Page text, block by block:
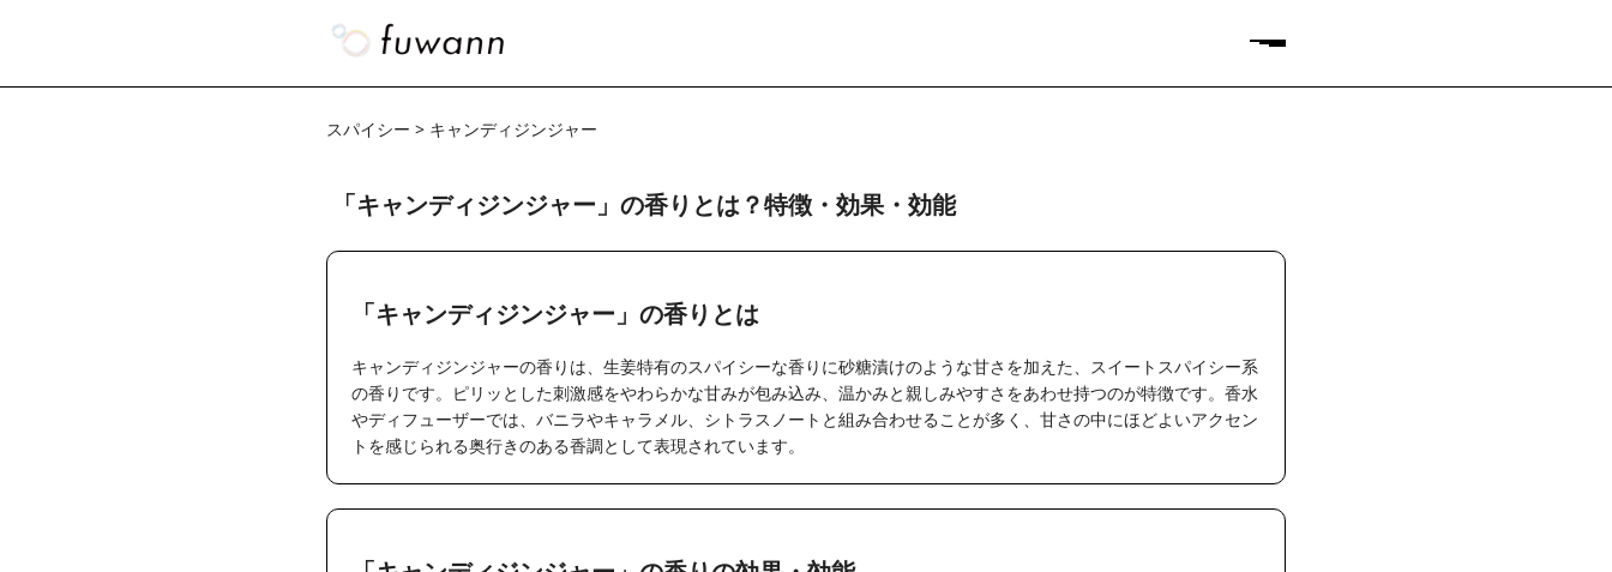
スパイシー > キャンディジンジャー
「キャンディジンジャー」の香りとは？特徴・効果・効能
「キャンディジンジャー」の香りとは
キャンディジンジャーの香りは、生姜特有のスパイシーな香りに砂糖漬けのような甘さを加えた、スイートスパイシー系
の香りです。ピリッとした刺激感をやわらかな甘みが包み込み、温かみと親しみやすさをあわせ持つのが特徴です。香水
やディフューザーでは、バニラやキャラメル、シトラスノートと組み合わせることが多く、甘さの中にほどよいアクセン
トを感じられる奥行きのある香調として表現されています。